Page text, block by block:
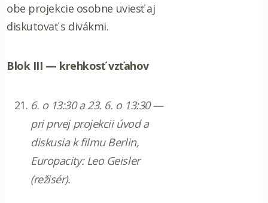
obe projekcie osobne uviesť aj
diskutovať s divákmi.
Blok III — krehkosť vzťahov
6. o 13:30 a 23. 6. o 13:30 —
pri prvej projekcii úvod a
diskusia k filmu Berlin,
Europacity: Leo Geisler
(režisér).